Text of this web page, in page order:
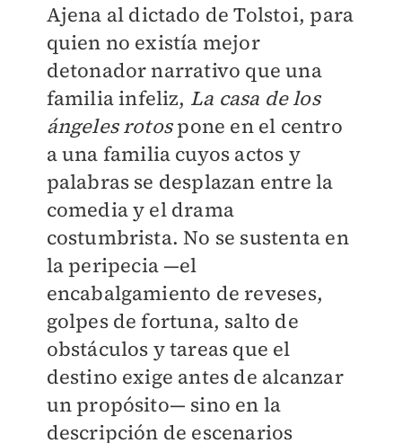
Ajena al dictado de Tolstoi, para
quien no existía mejor
detonador narrativo que una
familia infeliz, La casa de los
ángeles rotospone en el centro
a una familia cuyos actos y
palabras se desplazan entre la
comedia y el drama
costumbrista. No se sustenta en
la peripecia —el
encabalgamiento de reveses,
golpes de fortuna, salto de
obstáculos y tareas que el
destino exige antes de alcanzar
un propósito— sino en la
descripción de escenarios